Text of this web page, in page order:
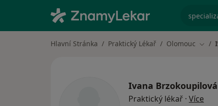
Hlavní Stránka Praktický Lékař Olomouc
Ivana Brzokoupilová
Praktický lékař · Více